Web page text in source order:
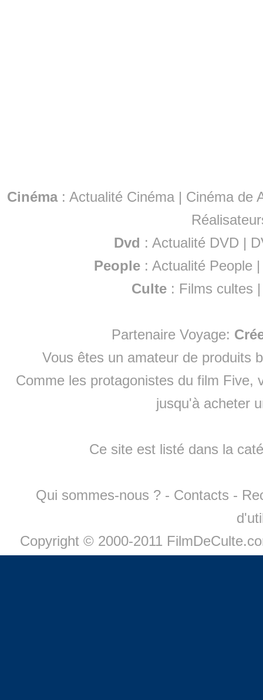
Cinéma: Actualité Cinéma | Cinéma de
Dvd : Actualité DVD |
People :Actualité People
Culte : Films cultes
Partenaire Voyage:
Vous êtes un amateur de produits
Comme les protagonistes du film Five,
jusqu'à acheter
Ce site est listé dans la
Qui sommes-nous ? - Contacts -
Copyright © 2000-2011